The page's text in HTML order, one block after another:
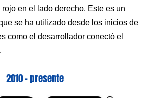
en el lado derecho. Este es un
se ha utilizado desde los inicios de
como el desarrollador conectó el
2010 – presente